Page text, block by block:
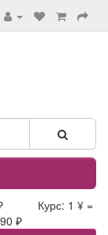
₽ Курс: 1 ¥ =
₽